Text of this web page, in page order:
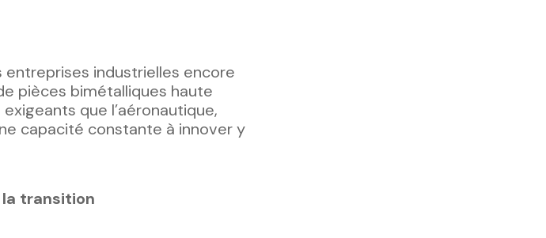
entreprises industrielles encore
pièces bimétalliques haute
que l’aéronautique,
capacité constante à innover y
transition